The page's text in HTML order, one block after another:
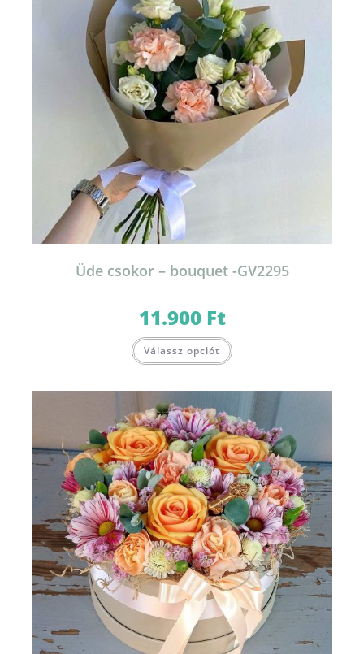
Üde csokor – bouquet -GV2295
11.900 Ft
Válassz opciót